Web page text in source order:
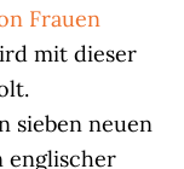
Frauen
mit dieser
sieben neuen
englischer